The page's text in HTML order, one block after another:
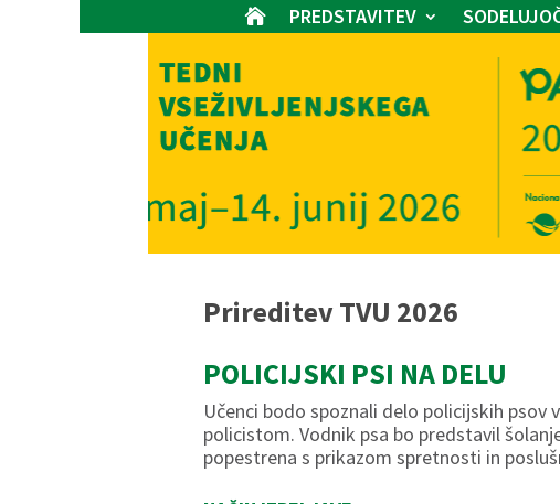
 PREDSTAVITEV
Prireditev TVU 2026
POLICIJSKI PSI NA DELU
Učenci bodo spoznali delo policijskih
policistom. Vodnik psa bo predstavil
popestrena s prikazom spretnosti in